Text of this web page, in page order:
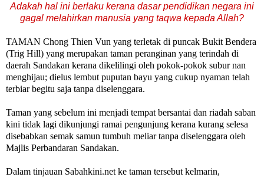
Adakah hal ini berlaku kerana dasar pendidikan negara ini
gagal melahirkan manusia yang taqwa kepada Allah?
TAMAN Chong Thien Vun yang terletak di puncak Bukit Bendera
(Trig Hill) yang merupakan taman peranginan yang terindah di
daerah Sandakan kerana dikelilingi oleh pokok-pokok subur nan
menghijau; dielus lembut puputan bayu yang cukup nyaman telah
terbiar begitu saja tanpa diselenggara.
Taman yang sebelum ini menjadi tempat bersantai dan riadah saban
kini tidak lagi dikunjungi ramai pengunjung kerana kurang selesa
disebabkan semak samun tumbuh meliar tanpa diselenggara oleh
Majlis Perbandaran Sandakan.
Dalam tinjauan Sabahkini.net ke taman tersebut kelmarin,